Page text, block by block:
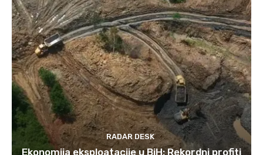
RADAR DESK
Ekonomija eksploatacije u BiH: Rekordni profiti